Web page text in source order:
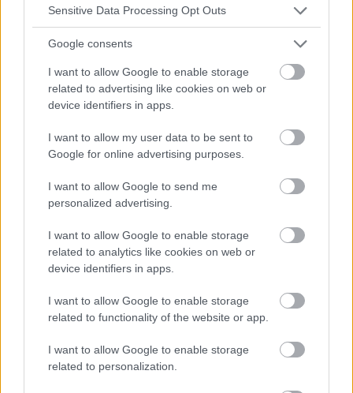
Sensitive Data Processing Opt Outs
Google consents
I want to allow Google to enable storage
related to advertising like cookies on web or
device identifiers in apps.
I want to allow my user data to be sent to
Google for online advertising purposes.
I want to allow Google to send me
personalized advertising.
I want to allow Google to enable storage
related to analytics like cookies on web or
device identifiers in apps.
I want to allow Google to enable storage
related to functionality of the website or app.
I want to allow Google to enable storage
related to personalization.
Anwendung verantwortlich. Bevor Sie Ratschläge oder Tipps auf
zu konsultieren.
Werbung: